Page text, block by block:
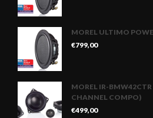
MOREL ULTIMO
€799,00
MOREL IR-BMW42CTR
CHANNEL COMPO)
€499,00